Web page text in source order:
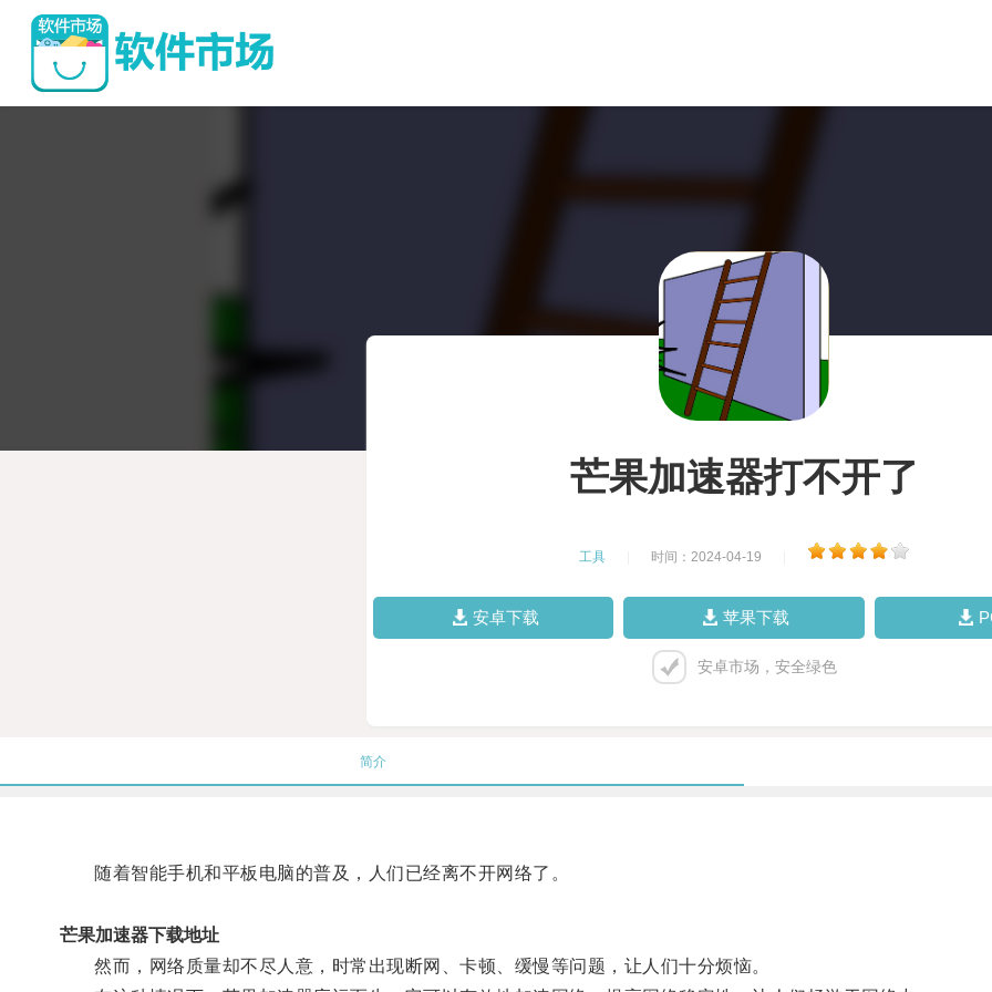
芒果加速器打不开了
工具 时间：2024-04-19
安卓下载 苹果下载
安卓市场，安全绿色
简介
随着智能手机和平板电脑的普及，人们已经离不开网络了。
芒果加速器下载地址
然而，网络质量却不尽人意，时常出现断网、卡顿、缓慢等问题，让人们十分烦恼。